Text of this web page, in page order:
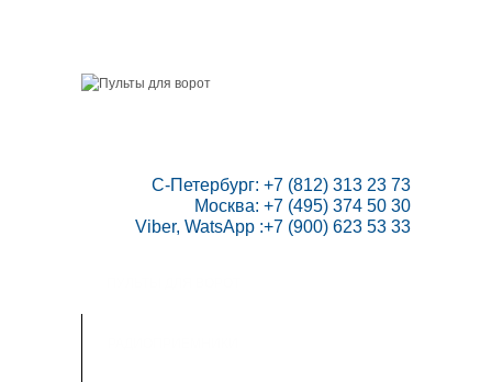
Москва: +7 (495) 374 50 30
Viber, WatsApp :+7 (900) 623 53 33